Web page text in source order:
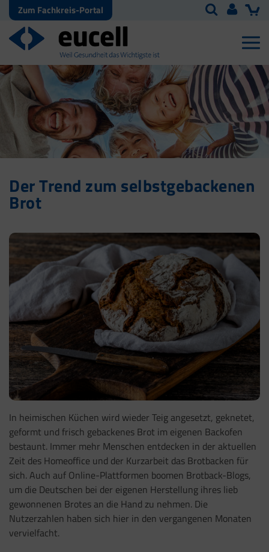
Zum Fachkreis-Portal
Der Trend zum selbstgebackenen
Brot
In heimischen Küchen wird wieder Teig angesetzt, geknetet,
geformt und frisch gebackenes Brot im eigenen Backofen
bestaunt. Immer mehr Menschen entdecken in der aktuellen
Zeit des Homeoffice und der Kurzarbeit das Brotbacken für
sich. Auch auf Online-Plattformen boomen Brotback-Blogs,
um die Deutschen bei der eigenen Herstellung ihres lieb
gewonnenen Brotes an die Hand zu nehmen. Die
Nutzerzahlen haben sich hier in den vergangenen Monaten
vervielfacht.